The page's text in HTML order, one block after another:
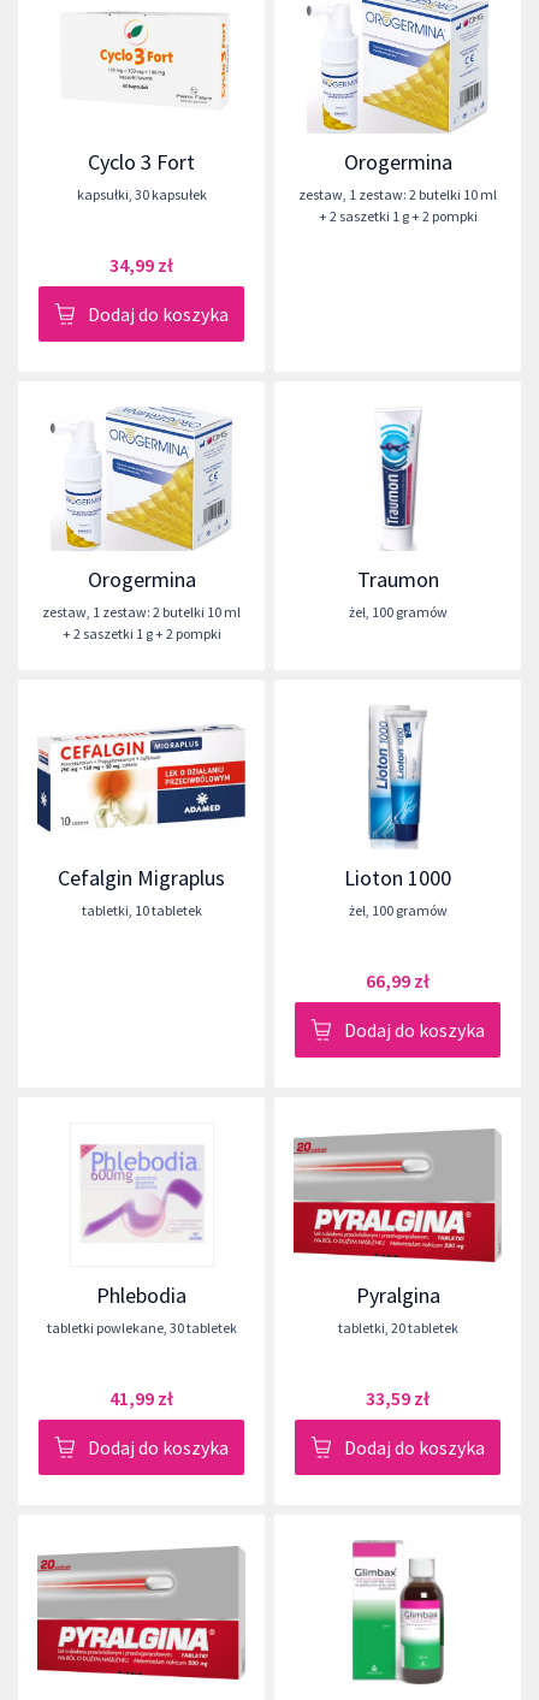
Cyclo 3 Fort
kapsułki, 30 kapsułek
34,99 zł
Dodaj do koszyka
Orogermina
zestaw, 1 zestaw: 2 butelki 10 ml
+ 2 saszetki 1 g + 2 pompki
Orogermina
zestaw, 1 zestaw: 2 butelki 10 ml
+ 2 saszetki 1 g + 2 pompki
Traumon
żel, 100 gramów
Cefalgin Migraplus
tabletki, 10 tabletek
Lioton 1000
żel, 100 gramów
66,99 zł
Dodaj do koszyka
Phlebodia
tabletki powlekane, 30 tabletek
41,99 zł
Dodaj do koszyka
Pyralgina
tabletki, 20 tabletek
33,59 zł
Dodaj do koszyka